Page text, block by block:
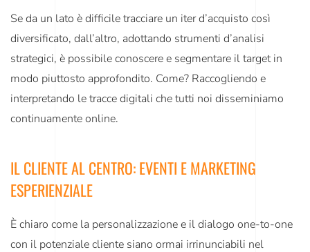
Se da un lato è difficile tracciare un iter d’acquisto così
diversificato, dall’altro, adottando strumenti d’analisi
strategici, è possibile conoscere e segmentare il target in
modo piuttosto approfondito. Come? Raccogliendo e
interpretando le tracce digitali che tutti noi disseminiamo
continuamente online.
IL CLIENTE AL CENTRO: EVENTI E MARKETING
ESPERIENZIALE
È chiaro come la personalizzazionee ildialogo one-to-one
con il potenziale cliente siano ormai irrinunciabili nel